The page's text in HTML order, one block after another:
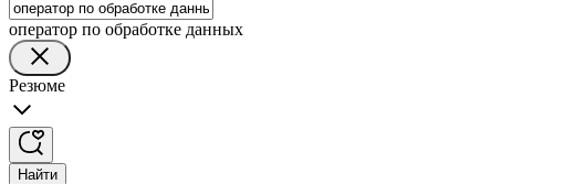
оператор по обработке данных
Резюме
Найти